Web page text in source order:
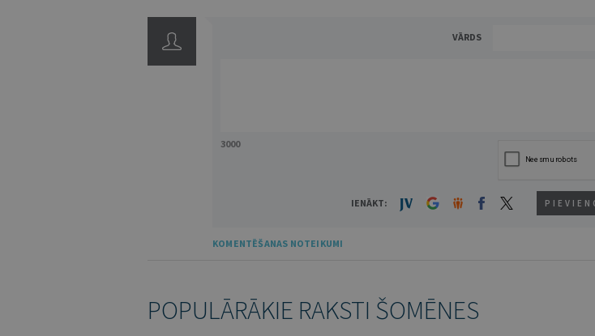
VĀRDS
3000
IENĀKT:
KOMENTĒŠANAS NOTEIKUMI
POPULĀRĀKIE RAKSTI ŠOMĒNES